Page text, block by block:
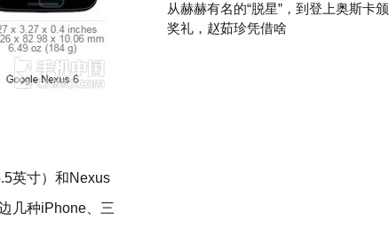
英寸）和Nexus
几种iPhone、三
从赫赫有名的“脱星”，到登上奥斯卡颁
奖礼，赵茹珍凭借啥